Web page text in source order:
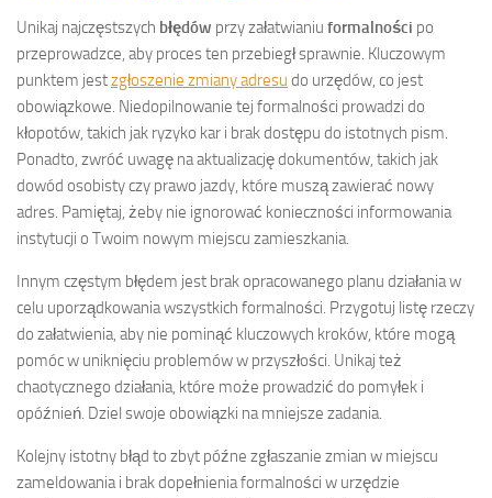
Unikaj najczęstszych błędów przy załatwianiu formalności po
przeprowadzce, aby proces ten przebiegł sprawnie. Kluczowym
punktem jestzgłoszenie zmiany adresu do urzędów, co jest
obowiązkowe. Niedopilnowanie tej formalności prowadzi do
kłopotów, takich jak ryzyko kar i brak dostępu do istotnych pism.
Ponadto, zwróć uwagę na aktualizację dokumentów, takich jak
dowód osobisty czy prawo jazdy, które muszą zawierać nowy
adres. Pamiętaj, żeby nie ignorować konieczności informowania
instytucji o Twoim nowym miejscu zamieszkania.
Innym częstym błędem jest brak opracowanego planu działania w
celu uporządkowania wszystkich formalności. Przygotuj listę rzeczy
do załatwienia, aby nie pominąć kluczowych kroków, które mogą
pomóc w uniknięciu problemów w przyszłości. Unikaj też
chaotycznego działania, które może prowadzić do pomyłek i
opóźnień. Dziel swoje obowiązki na mniejsze zadania.
Kolejny istotny błąd to zbyt późne zgłaszanie zmian w miejscu
zameldowania i brak dopełnienia formalności w urzędzie